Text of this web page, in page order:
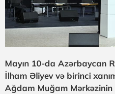
Mayın 10-da Azərbaycan
İlham Əliyev və birinci
Ağdam Muğam Mərkəzinin